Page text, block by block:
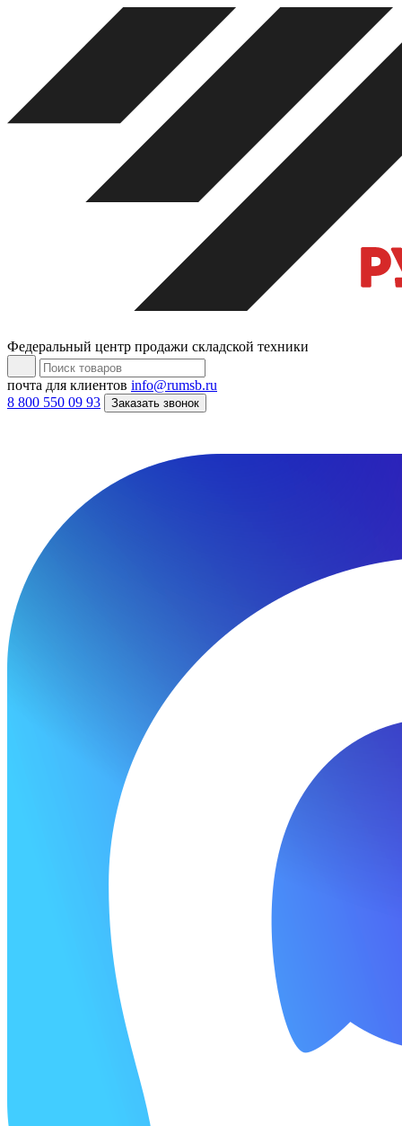
Федеральный центр продажи складской техники
почта для клиентов info@rumsb.ru
8 800 550 09 93
Заказать звонок